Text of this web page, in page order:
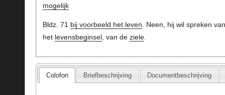
mogelijk
Bldz. 71 bij voorbeeld het leven. Neen, hij wil spreken
het levensbeginsel, van de ziele.
Colofon Briefbeschrijving Documentbeschrijving